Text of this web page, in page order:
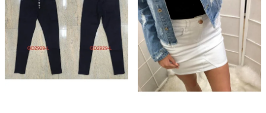
r
o
d
u
i
s
p
r
o